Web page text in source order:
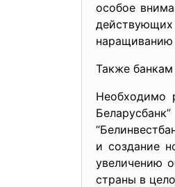
особое
действующих
наращиванию
Также
Необходимо
и создание
увеличению
страны в